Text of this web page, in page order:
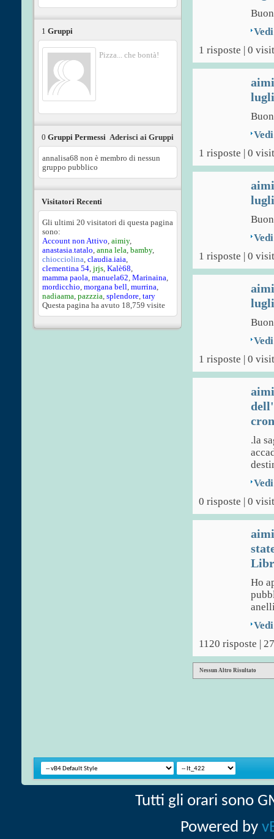
1 Gruppi
Pizza... che bontà!
Aderisci ai Gruppi
0 Gruppi Permessi
annalisa68 non è membro di nessun
gruppo pubblico
Visitatori Recenti
Gli ultimi 20 visitatori di questa pagina
sono:
Account non Attivo, aimiy,
anastasia.tatalo, anna lela, bamby,
chiocciolina, claudia.iaia,
clementina 54, jrjs, Kalè68,
mamma paola, manuela62, Marinaina,
mordicchio, morgana bell, murrina,
nadiaama, pazzzia, splendore, tary
Questa pagina ha avuto 18,759 visite
1 risposte | 0
1 risposte | 0
1 risposte | 0
1 risposte | 0
.la
0 risposte | 0
Ho
1120 risposte |
Nessun Altro Risultato
Tutti gli orari sono
Powered by